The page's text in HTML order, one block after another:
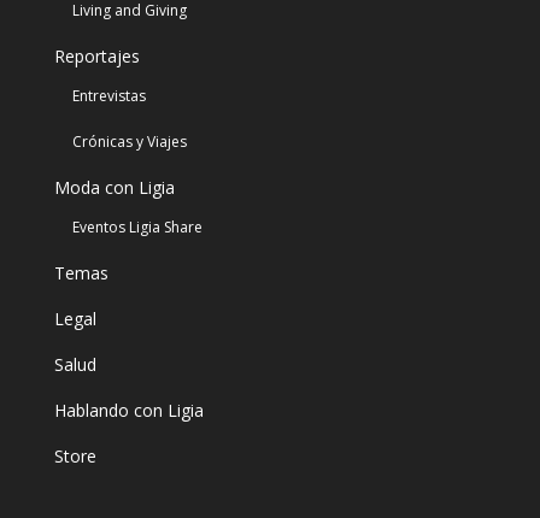
Living and Giving
Reportajes
Entrevistas
Crónicas y Viajes
Moda con Ligia
Eventos Ligia Share
Temas
Legal
Salud
Hablando con Ligia
Store